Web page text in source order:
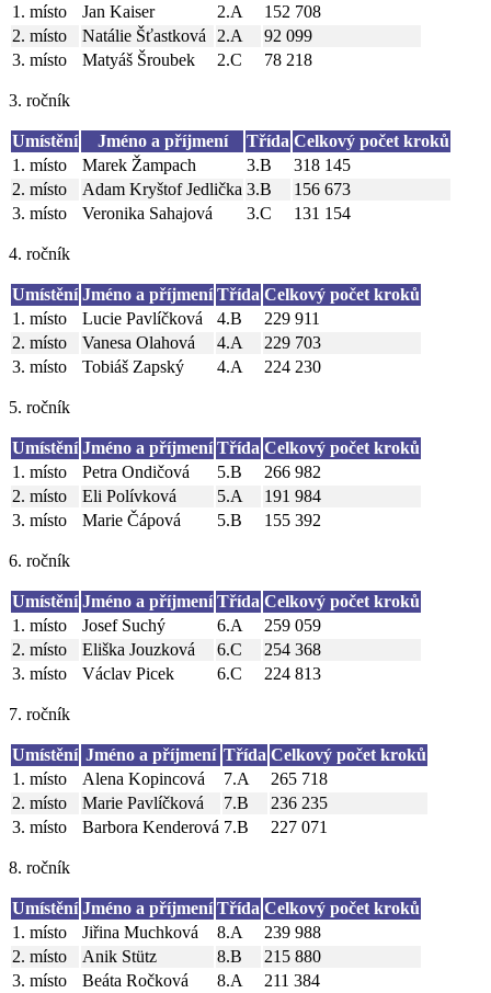
1. místo
Jan Kaiser 2.A
152 708
2. místo
Natálie Šťastková 2.A
92 099
3. místo
Matyáš Šroubek 2.C 78 218
3. ročník
Umístění Jméno a příjmení Třída Celkový počet kroků
1. místo
Marek Žampach 3.B
318 145
2. místo
Adam Kryštof Jedlička 3.B
156 673
3. místo
Veronika Sahajová 3.C 131 154
4. ročník
Umístění Jméno a příjmení Třída Celkový počet kroků
1. místo
Lucie Pavlíčková 4.B
229 911
2. místo
Vanesa Olahová 4.A
229 703
3. místo
Tobiáš Zapský 4.A 224 230
5. ročník
Umístění Jméno a příjmení Třída Celkový počet kroků
1. místo
Petra Ondičová 5.B
266 982
2. místo
Eli Polívková 5.A
191 984
3. místo
Marie Čápová 5.B 155 392
6. ročník
Umístění Jméno a příjmení Třída Celkový počet kroků
1. místo
Josef Suchý 6.A
259 059
2. místo
Eliška Jouzková 6.C
254 368
3. místo
Václav Picek 6.C 224 813
7. ročník
Umístění Jméno a příjmení Třída Celkový počet kroků
1. místo
Alena Kopincová 7.A
265 718
2. místo
Marie Pavlíčková 7.B
236 235
3. místo
Barbora Kenderová 7.B 227 071
8. ročník
Umístění Jméno a příjmení Třída Celkový počet kroků
1. místo
Jiřina Muchková 8.A
239 988
2. místo
Anik Stütz 8.B
215 880
3. místo
Beáta Ročková 8.A 211 384